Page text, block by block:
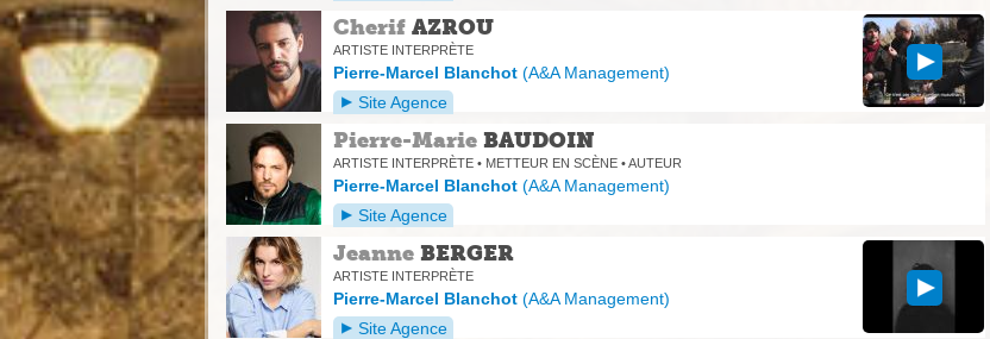
Cherif AZROU
ARTISTE INTERPRÈTE
Pierre-Marcel Blanchot (A&A Management)
Site Agence
Pierre-Marie BAUDOIN
ARTISTE INTERPRÈTE • METTEUR EN SCÈNE • AUTEUR
Pierre-Marcel Blanchot (A&A Management)
Site Agence
Jeanne BERGER
ARTISTE INTERPRÈTE
Pierre-Marcel Blanchot (A&A Management)
Site Agence